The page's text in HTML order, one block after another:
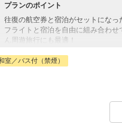
和食膳又はハーフビュッフェ※お任せ
＜朝食内容＞
和洋バイキング 又は 和定食（日
【幼児施設利用料について】
プランのポイント
往復の航空券と宿泊がセットになっ
フライトと宿泊を自由に組み合わ
ん周遊旅行にも最適！
フライトは、安心のJALまたは（
オプションでレンタカーや現地交
名湯リゾート ルーセントタカミヤ
です。目の前には蔵王中央ロープ
夏はトレッキング、冬はスキーに
室／バス付（禁煙）